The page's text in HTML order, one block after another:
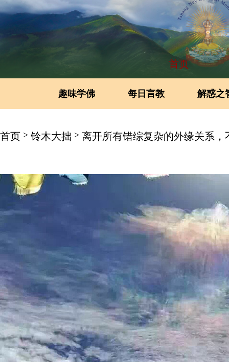
首页
趣味学佛 每日言教 解惑之
首页 > 铃木大拙 > 离开所有错综复杂的外缘关系